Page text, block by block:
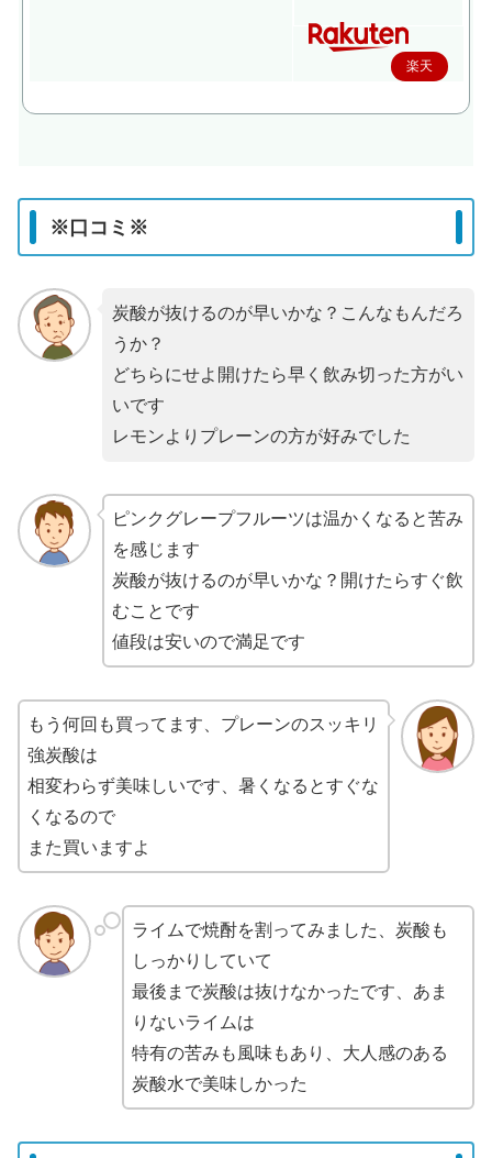
楽天
※口コミ※
炭酸が抜けるのが早いかな？こんなもんだろ
うか？
どちらにせよ開けたら早く飲み切った方がい
いです
レモンよりプレーンの方が好みでした
ピンクグレープフルーツは温かくなると苦み
を感じます
炭酸が抜けるのが早いかな？開けたらすぐ飲
むことです
値段は安いので満足です
もう何回も買ってます、プレーンのスッキリ
強炭酸は
相変わらず美味しいです、暑くなるとすぐな
くなるので
また買いますよ
ライムで焼酎を割ってみました、炭酸も
しっかりしていて
最後まで炭酸は抜けなかったです、あま
りないライムは
特有の苦みも風味もあり、大人感のある
炭酸水で美味しかった